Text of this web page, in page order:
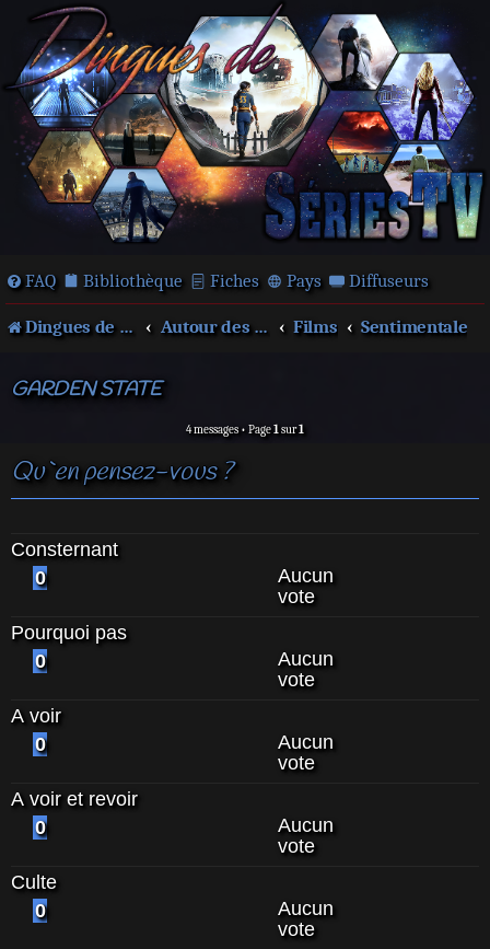
FAQ Bibliothèque Fiches Pays Diffuseurs
Dingues de séries télé ! Autour des films et séries Films Sentimentale
GARDEN STATE
4 messages • Page1sur1
Qu`en pensez-vous ?
Consternant
0
Aucun
vote
Pourquoi pas
0
Aucun
vote
A voir
0
Aucun
vote
A voir et revoir
0
Aucun
vote
Culte
0
Aucun
vote